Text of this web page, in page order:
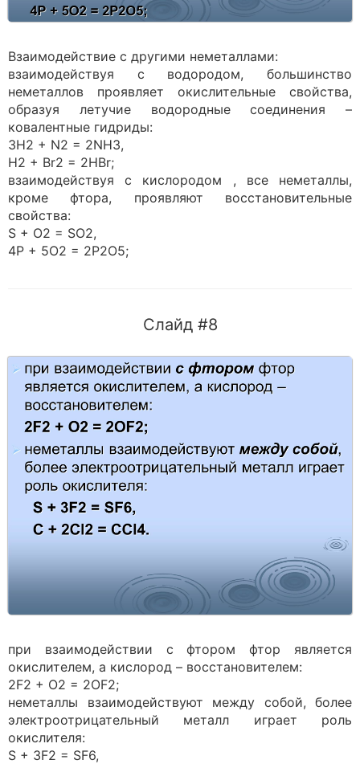
Взаимодействие с другими неметаллами:
взаимодействуя с водородом, большинство
неметаллов проявляет окислительные свойства,
образуя летучие водородные соединения –
ковалентные гидриды:
3H2 + N2 = 2NH3,
H2 + Br2 = 2HBr;
взаимодействуя с кислородом , все неметаллы,
кроме фтора, проявляют восстановительные
свойства:
S + O2 = SO2,
4P + 5O2 = 2P2O5;
Слайд #8
при взаимодействии с фтором фтор является
окислителем, а кислород – восстановителем:
2F2 + O2 = 2OF2;
неметаллы взаимодействуют между собой, более
электроотрицательный металл играет роль
окислителя:
S + 3F2 = SF6,